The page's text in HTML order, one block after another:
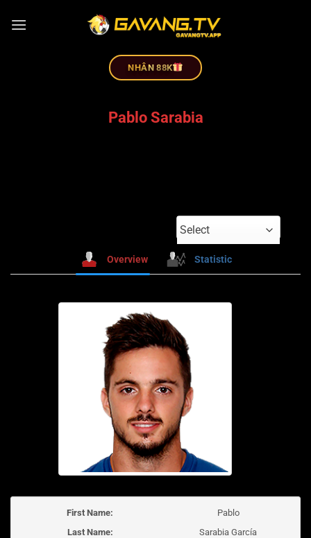
NHÂN 88K
Pablo Sarabia
Select
Overview Statistic
First Name:
Pablo
Last Name:
Sarabia García